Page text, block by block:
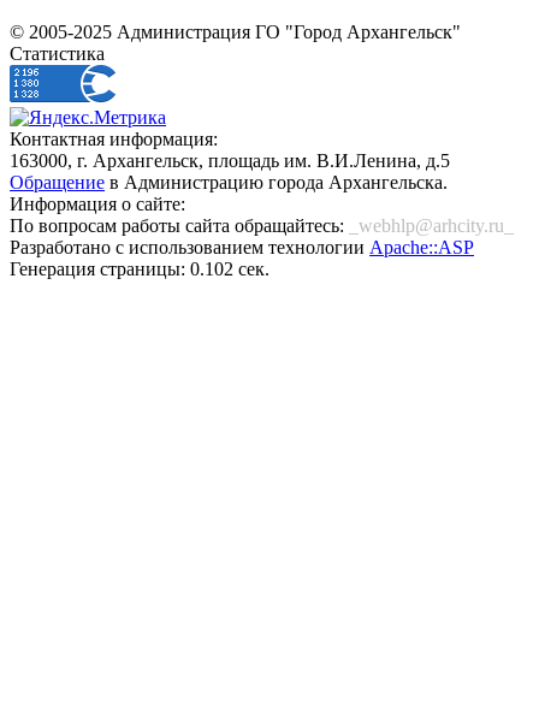
© 2005-2025 Администрация ГО "Город Архангельск"
Статистика
Контактная информация:
163000, г. Архангельск, площадь им. В.И.Ленина, д.5
Обращение в Администрацию города Архангельска.
Информация о сайте:
По вопросам работы сайта обращайтесь:
_webhlp@arhcity.ru_
Разработано с использованием технологии Apache::ASP
Генерация страницы: 0.102 сек.